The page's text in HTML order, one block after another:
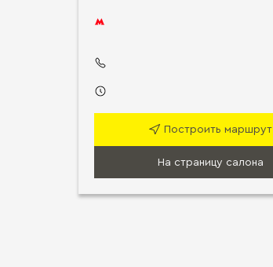
Построить маршрут
На страницу салона